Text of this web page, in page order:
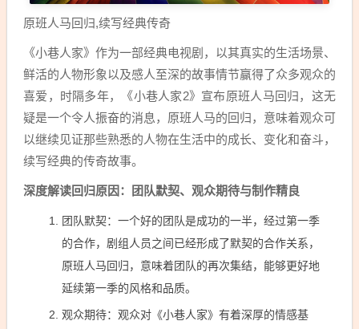
原班人马回归,续写经典传奇
《小巷人家》作为一部经典电视剧，以其真实的生活场景、
鲜活的人物形象以及感人至深的故事情节赢得了众多观众的
喜爱，时隔多年，《小巷人家2》宣布原班人马回归，这无
疑是一个令人振奋的消息，原班人马的回归，意味着观众可
以继续见证那些熟悉的人物在生活中的成长、变化和奋斗，
续写经典的传奇故事。
深度解读回归原因：团队默契、观众期待与制作精良
团队默契：一个好的团队是成功的一半，经过第一季
的合作，剧组人员之间已经形成了默契的合作关系，
原班人马回归，意味着团队的再次集结，能够更好地
延续第一季的风格和品质。
观众期待：观众对《小巷人家》有着深厚的情感基